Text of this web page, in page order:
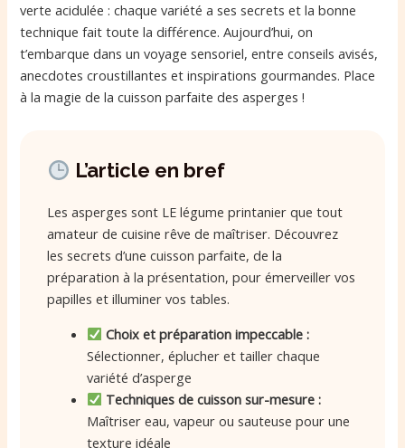
verte acidulée : chaque variété a ses secrets et la bonne
technique fait toute la différence. Aujourd’hui, on
t’embarque dans un voyage sensoriel, entre conseils avisés,
anecdotes croustillantes et inspirations gourmandes. Place
à la magie de la cuisson parfaite des asperges !
L’article en bref
Les asperges sont LE légume printanier que tout
amateur de cuisine rêve de maîtriser. Découvrez
les secrets d’une cuisson parfaite, de la
préparation à la présentation, pour émerveiller vos
papilles et illuminer vos tables.
Choix et préparation impeccable :
Sélectionner, éplucher et tailler chaque
variété d’asperge
Techniques de cuisson sur-mesure :
Maîtriser eau, vapeur ou sauteuse pour une
texture idéale